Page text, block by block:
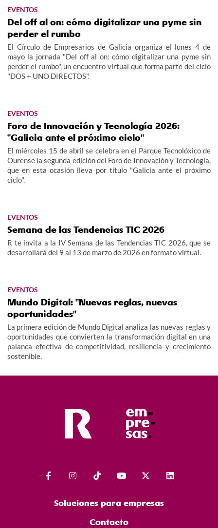
EVENTOS
Del off al on: cómo digitalizar una pyme sin
perder el rumbo
El Círculo de Empresarios de Galicia organiza el lunes 4 de
mayo la jornada "Del off al on: cómo digitalizar una pyme sin
perder el rumbo", un encuentro virtual que forma parte del ciclo
"DOS + UNO DIRECTOS".
EVENTOS
Foro de Innovación y Tecnología 2026:
"Galicia ante el próximo ciclo"
El miércoles 15 de abril se celebra en el Parque Tecnolóxico de
Ourense la segunda edición del Foro de Innovación y Tecnología,
que en esta ocasión lleva por título "Galicia ante el próximo
ciclo".
EVENTOS
Semana de las Tendencias TIC 2026
R te invita a la IV Semana de las Tendencias TIC 2026, que se
desarrollará del 9 al 13 de marzo de 2026 en formato virtual.
EVENTOS
Mundo Digital: "Nuevas reglas, nuevas
oportunidades"
La primera edición de Mundo Digital analiza las nuevas reglas y
oportunidades que convierten la transformación digital en una
palanca efectiva de competitividad, resiliencia y crecimiento
sostenible.
Soluciones para empresas
Contacto